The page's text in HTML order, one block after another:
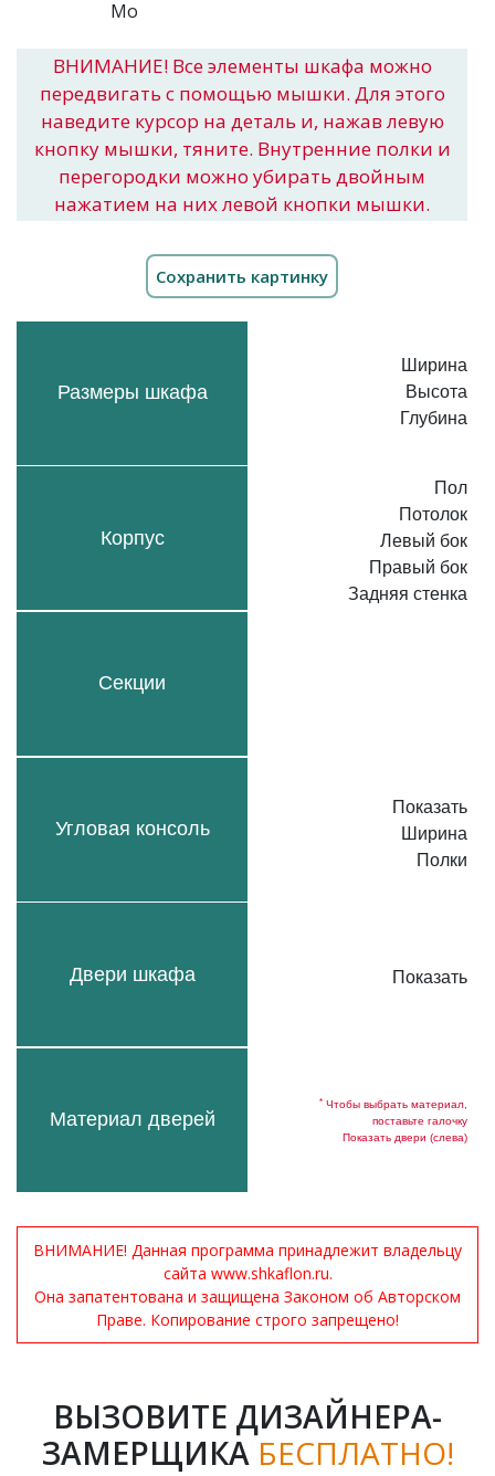
ВНИМАНИЕ! Все элементы шкафа можно
передвигать с помощью мышки. Для этого
наведите курсор на деталь и, нажав левую
кнопку мышки, тяните. Внутренние полки и
перегородки можно убирать двойным
нажатием на них левой кнопки мышки.
Размеры шкафа
Корпус
Секции
Угловая консоль
Двери шкафа
Материал дверей
Ширина
Высота
Глубина
Пол
Потолок
Левый бок
Правый бок
Задняя стенка
Показать
Ширина
Полки
Показать
* Чтобы выбрать материал,
поставьте галочку
Показать двери (слева)
ВНИМАНИЕ! Данная программа принадлежит владельцу
сайта www.shkaflon.ru.
Она запатентована и защищена Законом об Авторском
Праве. Копирование строго запрещено!
ВЫЗОВИТЕ ДИЗАЙНЕРА-
ЗАМЕРЩИКА БЕСПЛАТНО!